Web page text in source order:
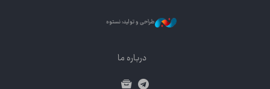
طراحی و تولید: نستوه
درباره ما